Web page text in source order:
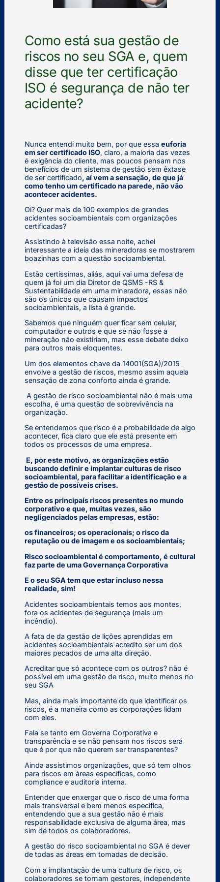
Como está sua gestão de
riscos no seu SGA e, quem
disse que ter certificação
ISO é segurança de não ter
acidente?
Nunca entendi muito bem, por que essa euforia
em ser certificado ISO, claro, a maioria das vezes
é exigência do cliente, mas poucos pensam nos
benefícios de um sistema de gestão sem êxtase
de ser certificado, aí vem a sensação, de que já
como tenho um certificado na parede, não vão
acontecer acidentes.
Oi? Quer mais de 100 exemplos de grandes
acidentes socioambientais com organizações
certificadas?
Assistindo à televisão essa noite, achei
interessante a ideia das mineradoras se mostrarem
boazinhas com a questão socioambiental.
Estão certíssimas, aliás, aqui vai uma defesa de
quem já foi um dia Diretor de QSMS -RS &
Sustentabilidade em uma mineradora, essas não
são os únicos que causam impactos
socioambientais, a lista é grande.
Sabemos que ninguém quer ficar sem celular,
computador e outros e que se não fosse a
mineração não existiriam, mas esse debate deixo
para outros mais eloquentes.
Um dos elementos chave da 14001(SGA)/2015
envolve a gestão de riscos, mesmo assim aquela
sensação de zona conforto ainda é grande.
A gestão de risco socioambiental não é mais uma
escolha, é uma questão de sobrevivência na
organização.
Se entendemos que risco é a probabilidade de algo
acontecer, fica claro que ele está presente em
todos os processos de uma empresa.
E, por este motivo, as organizações estão
buscando definir e implantar culturas de risco
socioambiental, para facilitar a identificação e a
gestão de possíveis crises.
Entre os principais riscos presentes no mundo
corporativo e que, muitas vezes, são
negligenciados pelas empresas, estão:
os financeiros; os operacionais; o risco da
reputação ou de imagem e os socioambientais;
Risco socioambiental é comportamento, é cultural
faz parte de uma Governança Corporativa
E o seu SGA tem que estar incluso nessa
realidade, sim!
Acidentes socioambientais temos aos montes,
fora os acidentes de segurança (mais um
incêndio).
A fata de da gestão de lições aprendidas em
acidentes socioambientais acredito ser um dos
maiores pecados de uma alta direção.
Acreditar que só acontece com os outros? não é
possível em uma gestão de risco, muito menos no
seu SGA
Mas, ainda mais importante do que identificar os
riscos, é a maneira como as corporações lidam
com eles.
Fala se tanto em Governa Corporativa e
transparência e se não pensam nos riscos será
que é por que não querem ser transparentes?
Ainda assistimos organizações, que só tem olhos
para riscos em áreas específicas, como
compliance e auditoria interna.
Entender que enxergar que o risco de uma forma
mais transversal e bem menos específica,
entendendo que a sua gestão não é mais
responsabilidade exclusiva de alguma área, mas
sim de todos os colaboradores.
A gestão do risco socioambiental no SGA é dever
de todas as áreas em tomadas de decisão.
Com a implantação de uma cultura de risco, os
colaboradores se tornam gestores, independente